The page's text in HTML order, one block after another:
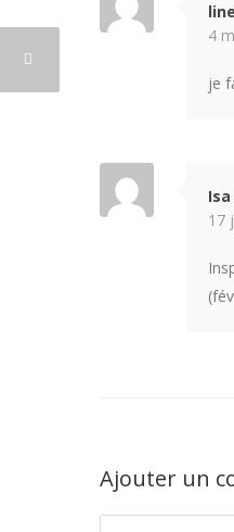
4
je
Isa
17
Ajouter un